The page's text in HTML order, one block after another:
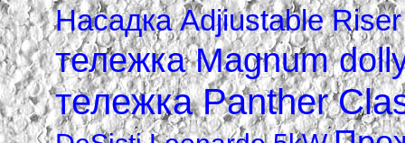
Насадка Adjiustable Riser
тележка Magnum
тележка Panther